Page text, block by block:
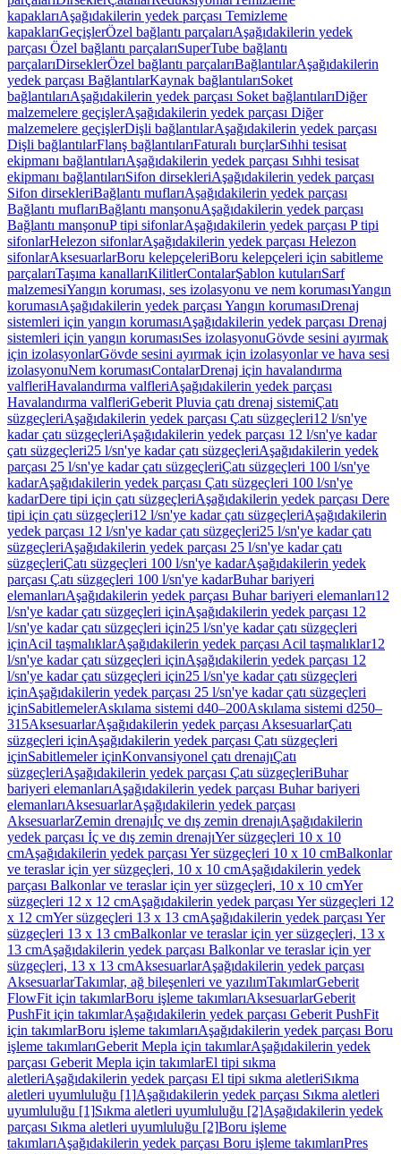
kapaklarıAşağıdakilerin yedek parçası Temizleme
kapaklarıGeçişlerÖzel bağlantı parçalarıAşağıdakilerin yedek
parçası Özel bağlantı parçalarıSuperTube bağlantı
parçalarıDirseklerÖzel bağlantı parçalarıBağlantılarAşağıdakilerin
yedek parçası BağlantılarKaynak bağlantılarıSoket
bağlantılarıAşağıdakilerin yedek parçası Soket bağlantılarıDiğer
malzemelere geçişlerAşağıdakilerin yedek parçası Diğer
malzemelere geçişlerDişli bağlantılarAşağıdakilerin yedek parçası
Dişli bağlantılarFlanş bağlantılarıFaturalı burçlarSıhhi tesisat
ekipmanı bağlantılarıAşağıdakilerin yedek parçası Sıhhi tesisat
ekipmanı bağlantılarıSifon dirsekleriAşağıdakilerin yedek parçası
Sifon dirsekleriBağlantı muflarıAşağıdakilerin yedek parçası
Bağlantı muflarıBağlantı manşonuAşağıdakilerin yedek parçası
Bağlantı manşonuP tipi sifonlarAşağıdakilerin yedek parçası P tipi
sifonlarHelezon sifonlarAşağıdakilerin yedek parçası Helezon
sifonlarAksesuarlarBoru kelepçeleriBoru kelepçeleri için sabitleme
parçalarıTaşıma kanallarıKilitlerContalarŞablon kutularıSarf
malzemesiYangın koruması, ses izolasyonu ve nem korumasıYangın
korumasıAşağıdakilerin yedek parçası Yangın korumasıDrenaj
sistemleri için yangın korumasıAşağıdakilerin yedek parçası Drenaj
sistemleri için yangın korumasıSes izolasyonuGövde sesini ayırmak
için izolasyonlarGövde sesini ayırmak için izolasyonlar ve hava sesi
izolasyonuNem korumasıContalarDrenaj için havalandırma
valfleriHavalandırma valfleriAşağıdakilerin yedek parçası
Havalandırma valfleriGeberit Pluvia çatı drenaj sistemiÇatı
süzgeçleriAşağıdakilerin yedek parçası Çatı süzgeçleri12 l/sn'ye
kadar çatı süzgeçleriAşağıdakilerin yedek parçası 12 l/sn'ye kadar
çatı süzgeçleri25 l/sn'ye kadar çatı süzgeçleriAşağıdakilerin yedek
parçası 25 l/sn'ye kadar çatı süzgeçleriÇatı süzgeçleri 100 l/sn'ye
kadarAşağıdakilerin yedek parçası Çatı süzgeçleri 100 l/sn'ye
kadarDere tipi için çatı süzgeçleriAşağıdakilerin yedek parçası Dere
tipi için çatı süzgeçleri12 l/sn'ye kadar çatı süzgeçleriAşağıdakilerin
yedek parçası 12 l/sn'ye kadar çatı süzgeçleri25 l/sn'ye kadar çatı
süzgeçleriAşağıdakilerin yedek parçası 25 l/sn'ye kadar çatı
süzgeçleriÇatı süzgeçleri 100 l/sn'ye kadarAşağıdakilerin yedek
parçası Çatı süzgeçleri 100 l/sn'ye kadarBuhar bariyeri
elemanlarıAşağıdakilerin yedek parçası Buhar bariyeri elemanları12
l/sn'ye kadar çatı süzgeçleri içinAşağıdakilerin yedek parçası 12
l/sn'ye kadar çatı süzgeçleri için25 l/sn'ye kadar çatı süzgeçleri
içinAcil taşmalıklarAşağıdakilerin yedek parçası Acil taşmalıklar12
l/sn'ye kadar çatı süzgeçleri içinAşağıdakilerin yedek parçası 12
l/sn'ye kadar çatı süzgeçleri için25 l/sn'ye kadar çatı süzgeçleri
içinAşağıdakilerin yedek parçası 25 l/sn'ye kadar çatı süzgeçleri
içinSabitlemelerAskılama sistemi d40–200Askılama sistemi d250–
315AksesuarlarAşağıdakilerin yedek parçası AksesuarlarÇatı
süzgeçleri içinAşağıdakilerin yedek parçası Çatı süzgeçleri
içinSabitlemeler içinKonvansiyonel çatı drenajıÇatı
süzgeçleriAşağıdakilerin yedek parçası Çatı süzgeçleriBuhar
bariyeri elemanlarıAşağıdakilerin yedek parçası Buhar bariyeri
elemanlarıAksesuarlarAşağıdakilerin yedek parçası
AksesuarlarZemin drenajıİç ve dış zemin drenajıAşağıdakilerin
yedek parçası İç ve dış zemin drenajıYer süzgeçleri 10 x 10
cmAşağıdakilerin yedek parçası Yer süzgeçleri 10 x 10 cmBalkonlar
ve teraslar için yer süzgeçleri, 10 x 10 cmAşağıdakilerin yedek
parçası Balkonlar ve teraslar için yer süzgeçleri, 10 x 10 cmYer
süzgeçleri 12 x 12 cmAşağıdakilerin yedek parçası Yer süzgeçleri 12
x 12 cmYer süzgeçleri 13 x 13 cmAşağıdakilerin yedek parçası Yer
süzgeçleri 13 x 13 cmBalkonlar ve teraslar için yer süzgeçleri, 13 x
13 cmAşağıdakilerin yedek parçası Balkonlar ve teraslar için yer
süzgeçleri, 13 x 13 cmAksesuarlarAşağıdakilerin yedek parçası
AksesuarlarTakımlar, ağ bileşenleri ve yazılımTakımlarGeberit
FlowFit için takımlarBoru işleme takımlarıAksesuarlarGeberit
PushFit için takımlarAşağıdakilerin yedek parçası Geberit PushFit
için takımlarBoru işleme takımlarıAşağıdakilerin yedek parçası Boru
işleme takımlarıGeberit Mepla için takımlarAşağıdakilerin yedek
parçası Geberit Mepla için takımlarEl tipi sıkma
aletleriAşağıdakilerin yedek parçası El tipi sıkma aletleriSıkma
aletleri uyumluluğu [1]Aşağıdakilerin yedek parçası Sıkma aletleri
uyumluluğu [1]Sıkma aletleri uyumluluğu [2]Aşağıdakilerin yedek
parçası Sıkma aletleri uyumluluğu [2]Boru işleme
takımlarıAşağıdakilerin yedek parçası Boru işleme takımlarıPres